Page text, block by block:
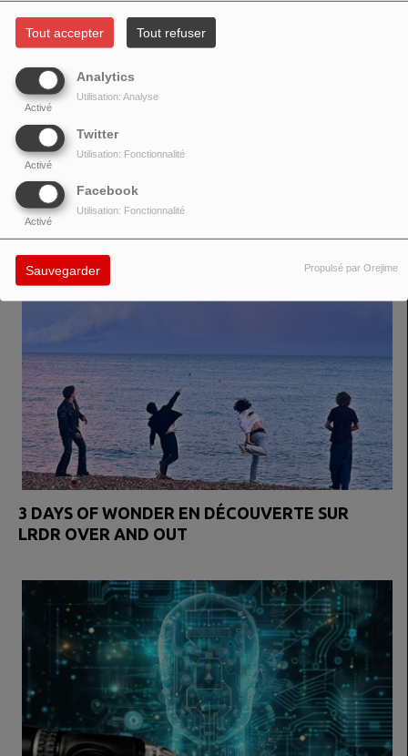
Tout accepter Tout refuser
Analytics
Activé
Utilisation: Analyse
Twitter
Activé
Utilisation: Fonctionnalité
Facebook
Activé
Utilisation: Fonctionnalité
Sauvegarder Propulsé par Orejime
After finding his passion for electronic music and EDM, Natcho_WAV
Novaclypse. To create a whole new world of sounds and songs, elevating
his passion for the synthwave genre and the typical "night drive"
the debit Novaclypse single "Skyfall." (RetroSynth Records)
VOIR AUSSI
3 DAYS OF WONDER EN DÉCOUVERTE SUR
LRDR OVER AND OUT